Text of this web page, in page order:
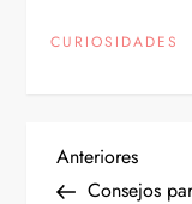
CURIOSIDADES
N
Entrada
anterior
Anteriores
Consejos